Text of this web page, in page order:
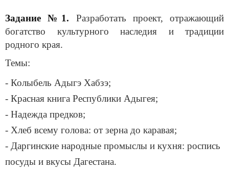
Задание №1. Разработать проект, отражающий
богатство культурного наследия и традиции
родного края.
Темы:
- Колыбель Адыгэ Хабзэ;
- Красная книга Республики Адыгея;
- Надежда предков;
- Хлеб всему голова: от зерна до каравая;
- Даргинские народные промыслы и кухня: роспись
посуды и вкусы Дагестана.